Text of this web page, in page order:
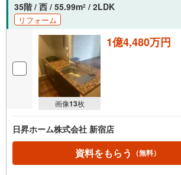
35階 / 西 / 55.99m2 / 2LDK
リフォーム
画像13枚
1億4,480万円
日昇ホーム株式会社 新宿店
資料をもらう （無料）